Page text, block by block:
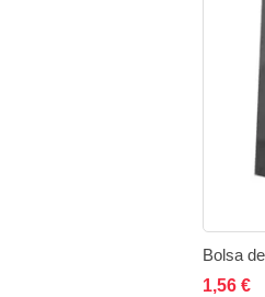
Bolsa
1,56 €